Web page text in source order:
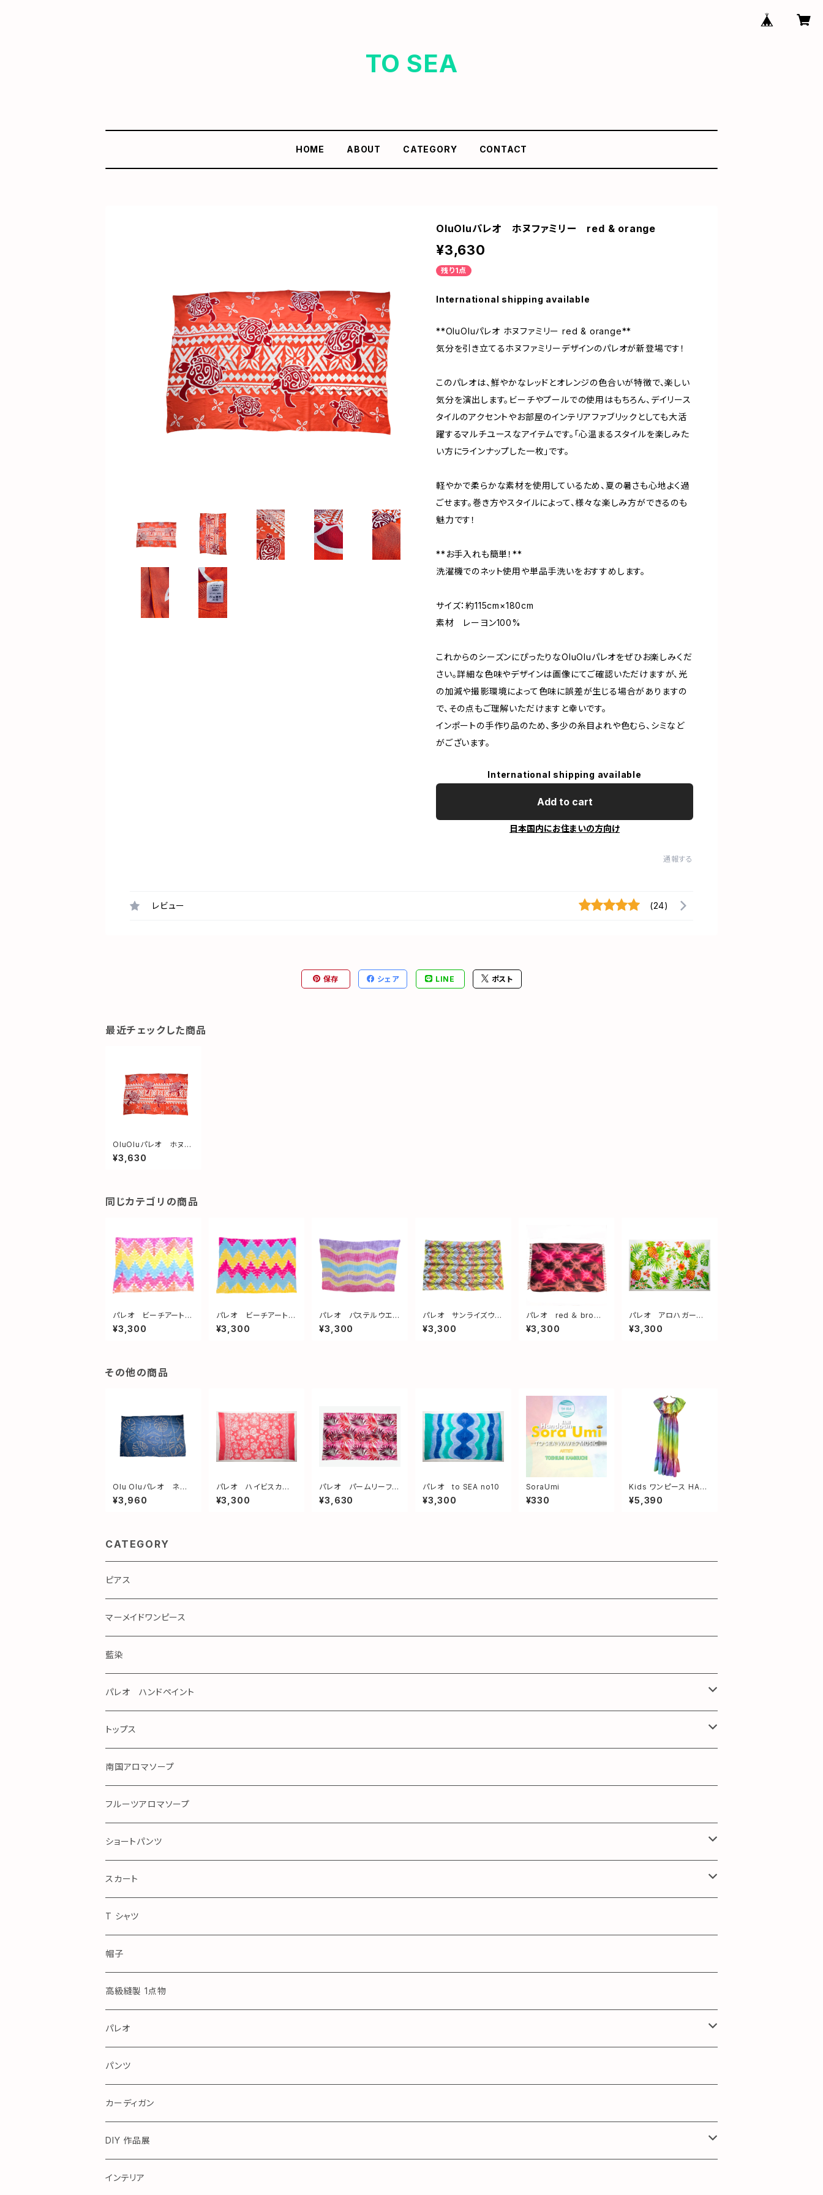
TO SEA
HOME ABOUT CATEGORY CONTACT
OluOluパレオ ホヌファミリー red & orange
¥3,630
残り1点
International shipping available
**OluOluパレオ ホヌファミリー red & orange**
気分を引き立てるホヌファミリーデザインのパレオが新登場です！
このパレオは、鮮やかなレッドとオレンジの色合いが特徴で、楽しい
気分を演出します。ビーチやプールでの使用はもちろん、デイリース
タイルのアクセントやお部屋のインテリアファブリックとしても大活
躍するマルチユースなアイテムです。「心温まるスタイルを楽しみた
い方にラインナップした一枚」です。
軽やかで柔らかな素材を使用しているため、夏の暑さも心地よく過
ごせます。巻き方やスタイルによって、様々な楽しみ方ができるのも
魅力です！
**お手入れも簡単！**
洗濯機でのネット使用や単品手洗いをおすすめします。
サイズ：約115cm×180cm
素材 レーヨン100%
これからのシーズンにぴったりなOluOluパレオをぜひお楽しみくだ
さい。詳細な色味やデザインは画像にてご確認いただけますが、光
の加減や撮影環境によって色味に誤差が生じる場合がありますの
で、その点もご理解いただけますと幸いです。
インポートの手作り品のため、多少の糸目よれや色むら、シミなど
がございます。
International shipping available
Add to cart
日本国内にお住まいの方向け
通報する
レビュー (24)
保存 シェア LINE ポスト
最近チェックした商品
OluOluパレオ ホヌフ
ァミリー red & oran
ge
¥3,630
同じカテゴリの商品
パレオ ビーチアート
no3
¥3,300
パレオ ビーチアート
no2
¥3,300
パレオ パステルウエ
ーブ no1
¥3,300
パレオ サンライズウエ
ーブルーツ
¥3,300
パレオ red ＆ brown
フリンジ付き
¥3,300
パレオ アロハガーデ
ン
¥3,300
その他の商品
Olu Oluパレオ ネイ
ビーモンステラ
¥3,960
パレオ ハイビスカ
ス コーラルピンク
¥3,300
パレオ パームリーフ
pink & red
¥3,630
パレオ to SEA no10
¥3,300
SoraUmi
¥330
Kids ワンピース HAN
A レインボー サイズ
M(120〜130)
¥5,390
CATEGORY
ピアス
マーメイドワンピース
藍染
パレオ ハンドペイント
手染め
トップス
ガーゼ
アロハ
南国アロマソープ
フルーツアロマソープ
ショートパンツ
Royal Blue
スカート
アロハ
T シャツ
帽子
高級縫製 1点物
パレオ
アロハ
パンツ
カーディガン
DIY 作品展
テーブル
インテリア